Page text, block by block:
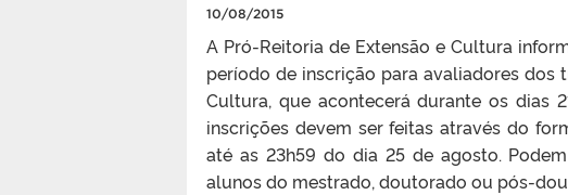
10/08/2015
A Pró-Reitoria de Extensão e Cultura
período de inscrição para avaliadores dos
Cultura, que acontecerá durante os dias
inscrições devem ser feitas através do
até as 23h59 do dia 25 de agosto.
alunos do mestrado, doutorado ou pós-